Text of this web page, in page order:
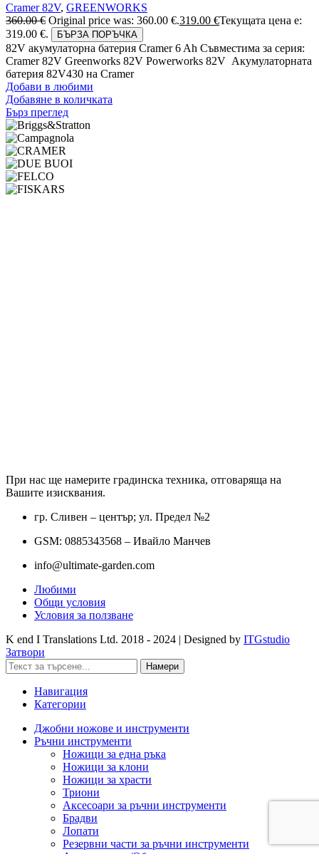
Cramer 82V, GREENWORKS
360.00€ Original price was: 360.00 €.319.00 €Текущата цена е:
319.00 €.
БЪРЗА ПОРЪЧКА
82V акумулаторна батерия Cramer 6 Ah Съвместима за серия:
Cramer 82V Greenworks 82V Powerworks 82V Акумулаторната
батерия 82V430 на Cramer
Добави в любими
Добавяне в количката
Бърз преглед
При нас ще намерите градинска техника, отговаряща на
Вашите изисквания.
гр. Сливен – център; ул. Предел №2
GSM: 0885343568 – Ивайло Манчев
info@ultimate-garden.com
Любими
Общи условия
Условия за ползване
K end I Translations Ltd. 2018 - 2024 | Designed by ITGstudio
Затвори
Намери
Навигация
Категории
Джобни ножове и инструменти
Ръчни инструменти
Ножици за една ръка
Ножици за клони
Ножици за храсти
Триони
Аксесоари за ръчни инструменти
Брадви
Лопати
Резервни части за ръчни инструменти
Ашладисване/Облагородяване